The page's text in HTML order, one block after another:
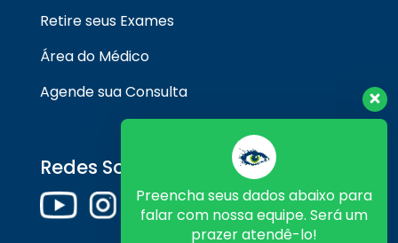
Retire seus Exames
Área do Médico
Agende sua Consulta
Redes Sociais
Preencha seus dados abaixo para
falar com nossa equipe. Será um
prazer atendê-lo!